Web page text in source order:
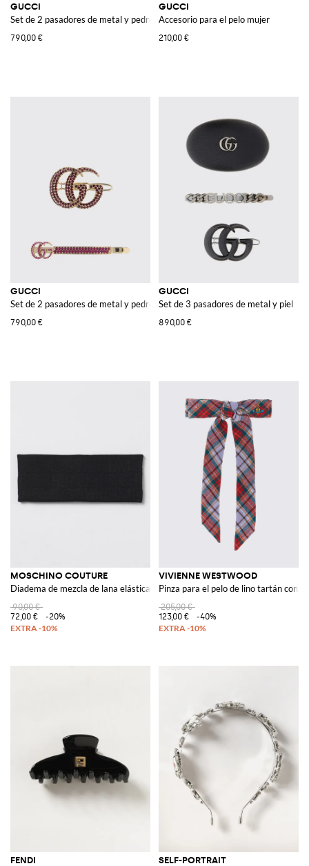
GUCCI
Set de 2 pasadores de metal y pedrería
790,00 €
GUCCI
Accesorio para el pelo mujer
210,00 €
GUCCI
Set de 2 pasadores de metal y pedrería
790,00 €
GUCCI
Set de 3 pasadores de metal y piel
890,00 €
MOSCHINO COUTURE
Diadema de mezcla de lana elástica con logo jacquard
90,00 €
72,00 €
-20%
VIVIENNE WESTWOOD
Pinza para el pelo de lino tartán con
205,00 €
123,00 €
-40%
FENDI SELF-PORTRAIT